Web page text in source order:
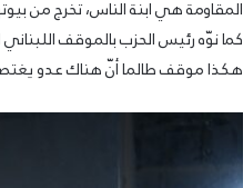
المقاومة هي ابنة الناس، تخرج من
كما نوّه رئيس الحزب بالموقف
هكذا موقف طالما أنّ هناك عدو